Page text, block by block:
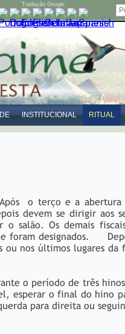
INSTITUCIONAL RITUAL
Tradução Google
o terço e a abertura
devem se dirigir aos
o salão. Os demais
foram designados.
ou nos últimos lugares da
o período de três
esperar o final do hino
para direita ou